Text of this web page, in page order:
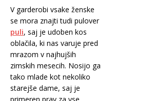
V garderobi vsake ženske
se mora znajti tudi pulover
puli, saj je udoben kos
oblačila, ki nas varuje pred
mrazom v najhujših
zimskih mesecih. Nosijo ga
tako mlade kot nekoliko
starejše dame, saj je